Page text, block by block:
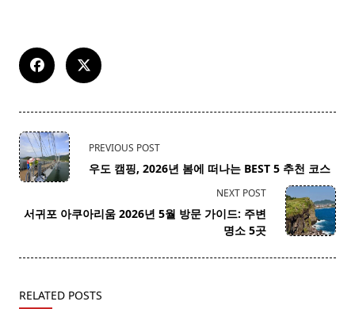
<span
class="nav-
subtitle
reader-
PREVIOUS POST
우도 캠핑, 2026년 봄에 떠나는 BEST 5 추천 코스
NEXT POST
서귀포 아쿠아리움 2026년 5월 방문 가이드: 주변
명소 5곳
RELATED POSTS